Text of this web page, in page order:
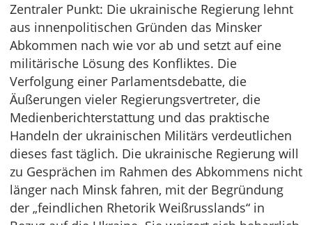
Zentraler Punkt: Die ukrainische Regierung lehnt
aus innenpolitischen Gründen das Minsker
Abkommen nach wie vor ab und setzt auf eine
militärische Lösung des Konfliktes. Die
Verfolgung einer Parlamentsdebatte, die
Äußerungen vieler Regierungsvertreter, die
Medienberichterstattung und das praktische
Handeln der ukrainischen Militärs verdeutlichen
dieses fast täglich. Die ukrainische Regierung will
zu Gesprächen im Rahmen des Abkommens nicht
länger nach Minsk fahren, mit der Begründung
der „feindlichen Rhetorik Weißrusslands“ in